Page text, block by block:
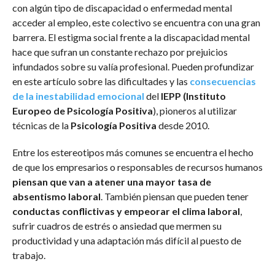
con algún tipo de discapacidad o enfermedad mental
acceder al empleo, este colectivo se encuentra con una gran
barrera. El estigma social frente a la discapacidad mental
hace que sufran un constante rechazo por prejuicios
infundados sobre su valía profesional. Pueden profundizar
en este artículo sobre las dificultades y las consecuencias
de la inestabilidad emocional del IEPP (Instituto
Europeo de Psicología Positiva), pioneros al utilizar
técnicas de la Psicología Positiva desde 2010.
Entre los estereotipos más comunes se encuentra el hecho
de que los empresarios o responsables de recursos humanos
piensan que van a atener una mayor tasa de
absentismo laboral . También piensan que pueden tener
conductas conflictivas y empeorar el clima laboral
sufrir cuadros de estrés o ansiedad que mermen su
productividad y una adaptación más difícil al puesto de
trabajo.